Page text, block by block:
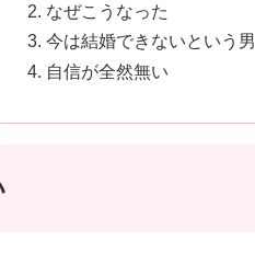
なぜこうなった
今は結婚できないという男
自信が全然無い